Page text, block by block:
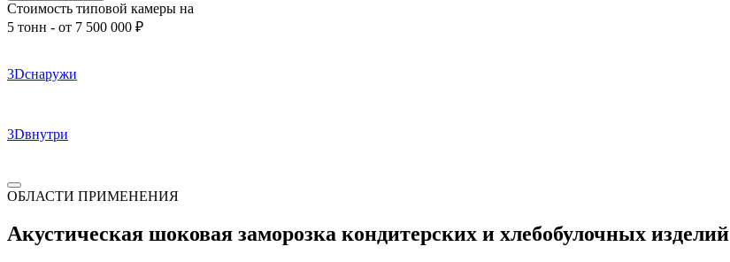
Стоимость типовой камеры на
5 тонн - от 7 500 000 ₽
3Dснаружи
3Dвнутри
ОБЛАСТИ ПРИМЕНЕНИЯ
Акустическая шоковая заморозка кондитерских и хлебобулочных изделий